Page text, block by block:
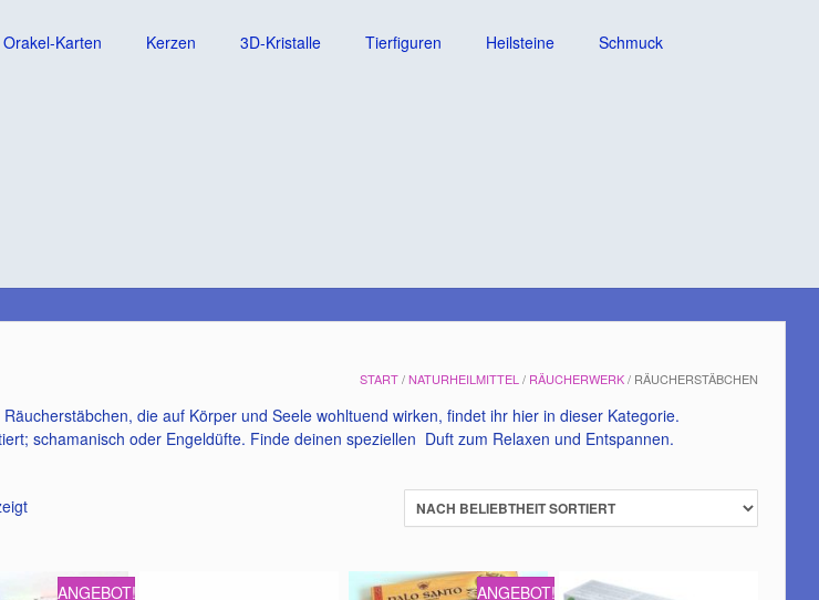
Orakel-Karten Kerzen 3D-Kristalle Tierfiguren Heilsteine Schmuck
START/NATURHEILMITTEL/ RÄUCHERWERK/ RÄUCHERSTÄBCHEN
die auf Körper und Seele wohltuend wirken, findet ihr hier in dieser Kategorie.
schamanisch oder Engeldüfte. Finde deinen speziellen Duft zum Relaxen und Entspannen.
Nach
ANGEBOT! ANGEBOT!